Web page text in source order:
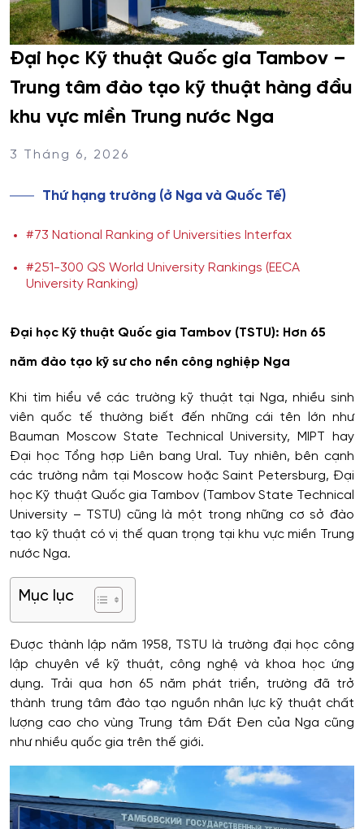
Đại học Kỹ thuật Quốc gia Tambov –
Trung tâm đào tạo kỹ thuật hàng đầu
khu vực miền Trung nước Nga
3 Tháng 6, 2026
Thứ hạng trường (ở Nga và Quốc Tế)
#73 National Ranking of Universities Interfax
#251-300 QS World University Rankings (EECA
University Ranking)
Đại học Kỹ thuật Quốc gia Tambov (TSTU): Hơn 65
năm đào tạo kỹ sư cho nền công nghiệp Nga
Khi tìm hiểu về các trường kỹ thuật tại Nga, nhiều sinh
viên quốc tế thường biết đến những cái tên lớn như
Bauman Moscow State Technical University, MIPT hay
Đại học Tổng hợp Liên bang Ural. Tuy nhiên, bên cạnh
các trường nằm tại Moscow hoặc Saint Petersburg, Đại
học Kỹ thuật Quốc gia Tambov (Tambov State Technical
University – TSTU) cũng là một trong những cơ sở đào
tạo kỹ thuật có vị thế quan trọng tại khu vực miền Trung
nước Nga.
Mục lục
Được thành lập năm 1958, TSTU là trường đại học công
lập chuyên về kỹ thuật, công nghệ và khoa học ứng
dụng. Trải qua hơn 65 năm phát triển, trường đã trở
thành trung tâm đào tạo nguồn nhân lực kỹ thuật chất
lượng cao cho vùng Trung tâm Đất Đen của Nga cũng
như nhiều quốc gia trên thế giới.